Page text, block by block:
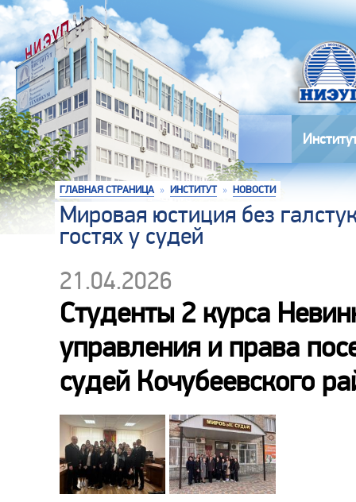
ГЛАВНАЯ СТРАНИЦА » ИНСТИТУТ » НОВОСТИ
Мировая юстиция без
гостях у судей
21.04.2026
Студенты 2 курса
управления и права
судей Кочубеевского